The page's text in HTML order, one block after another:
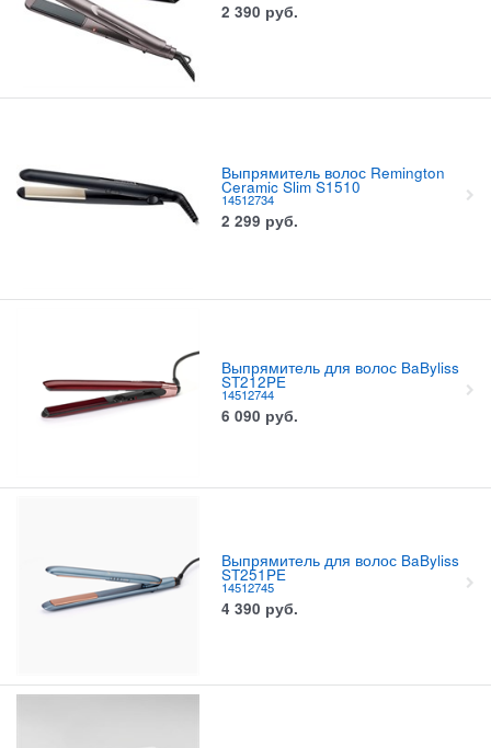
2 390 руб.
Выпрямитель волос Remington
Ceramic Slim S1510
14512734
2 299 руб.
Выпрямитель для волос BaByliss
ST212PE
14512744
6 090 руб.
Выпрямитель для волос BaByliss
ST251PE
14512745
4 390 руб.